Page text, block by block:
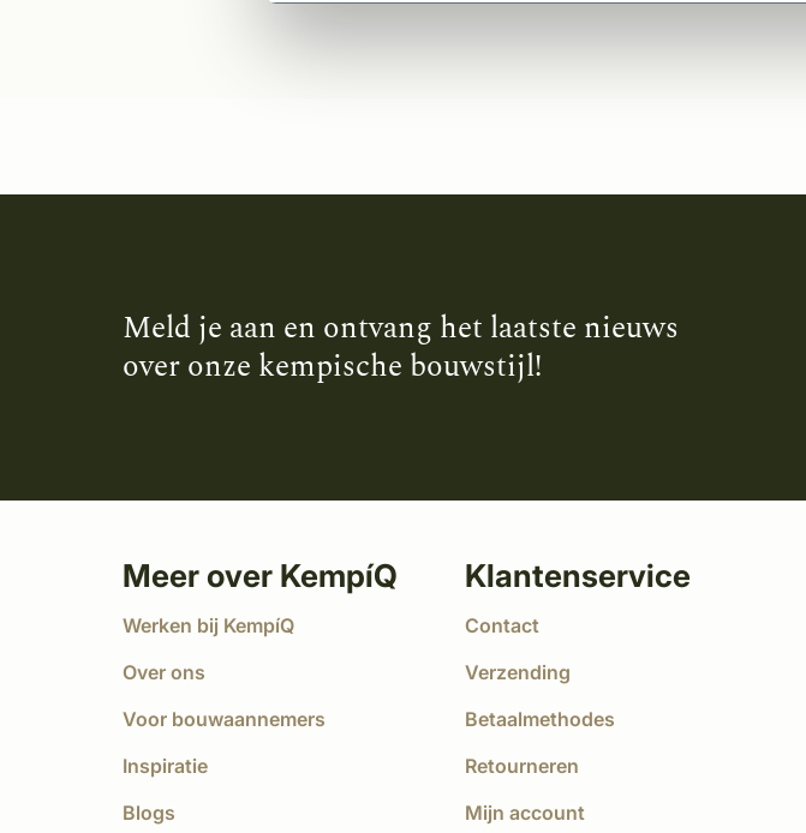
Meld je aan en ontvang het laatste nieuws
over onze kempische bouwstijl!
Meer over KempíQ
Werken bij KempíQ
Over ons
Voor bouwaannemers
Inspiratie
Blogs
Klantenservice
Contact
Verzending
Betaalmethodes
Retourneren
Mijn account